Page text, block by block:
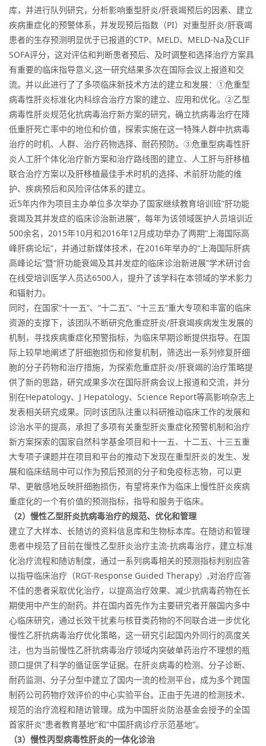
库，并进行队列研究，分析影响重型肝炎/肝衰竭预后的因素、建立
疾病重症化的预警体系，并发现预后指数（PI）对重型肝炎/肝衰竭
患者的生存预测明显优于已报道的CTP、MELD、MELD-Na及CLIF
SOFA评分，这对评估和判断患者预后、及时调整和选择治疗方案具
有重要的临床指导意义,这一研究结果多次在国际会议上报道和交
流。并以此进行了了多项临床新技术方法的建立和发展：①危重型
病毒性肝炎标准化内科综合治疗方案的建立、应用和优化。②乙型
病毒性肝炎规范化抗病毒治疗新方案的研究，确立抗病毒治疗在降
低重肝死亡率中的地位和价值，探索实施在这一特殊人群中抗病毒
治疗的时机、人群、治疗药物选择、耐药预防。③危重型病毒性肝
炎人工肝个体化治疗新方案和治疗路线图的建立、人工肝与肝移植
联合治疗方案以及肝移植最佳手术时机的选择、术前肝功能的维
护、疾病预后和风险评估体系的建立。
近5年内作为项目主办单位多次举办了国家继续教育培训班“肝功能
衰竭及其并发症的临床诊治新进展”，每年为该领域医护人员培训近
500余名，2015年10月和2016年12月成功举办了两期“上海国际高
峰肝病论坛”，并通过新媒体技术，在2016年举办的“上海国际肝病
高峰论坛”暨“肝功能衰竭及其并发症的临床诊治新进展”学术研讨会
在线受培训医学人员达6500人，提升了该学科在本领域的学术影力
和辐射力。
同时，在国家“十一五”、“十二五”、“十三五”重大专项和丰富的临床
资源的支撑下，该团队不断研究危重症肝炎/肝衰竭疾病发生发展的
机制，寻找疾病重症化预警指标，为临床早期诊断提供指导。在国
际上较早地阐述了肝细胞损伤和修复机制，筛选出一系列修复肝细
胞的分子药物和治疗措施，为探索危重症肝炎/肝衰竭的治疗策略提
供了新的思路，研究成果多次在国际肝病会议上报道和交流，并分
别在Hepatology、J Hepatology、Science Report等高影响杂志上
发表相关研究成果。同时该团队注重以科研推动临床工作的发展和
诊治水平的提高，承担了多项有关重型肝炎重症化预警机制和治疗
新方案探索的国家自然科学基金项目和十一五、十二五、十三五重
大专项子课题并在项目和平台的推动下发现在重型肝炎的发生、发
展和临床结局中可以作为预后预测的分子和免疫标志物，可以更
早、更敏感地反映肝细胞损伤，有望将来作为临床上慢性肝炎疾病
重症化的一个有价值的预测指标，指导和服务于临床。
（2）慢性乙型肝炎抗病毒治疗的规范、优化和管理
建立了大样本、长随访的资料信息库和生物标本库。在随访和管理
患者中规范了目前在慢性乙型肝炎治疗主流-抗病毒治疗，建立标准
化治疗流程和随访制度，通过一系列病毒相关的预测指标判别应答
以指导临床治疗（RGT-Response Guided Therapy）,对治疗应答
不佳的患者采取优化治疗，以提高治疗效果、减少抗病毒药物在长
期使用中产生的耐药。并在国内首先作为主要研究者开展国内多中
心临床研究，通过长效干扰素与核苷类药物的不同联合进一步优化
慢性乙肝抗病毒治疗优化策略，这一研究引起国内外同行的高度关
注，也为当前慢性乙肝抗病毒治疗领域内突破单药治疗不理想的瓶
颈口提供了科学的循证医学证据。在肝炎病毒的检测、分子诊断、
耐药监测、分子分型中建立了国内一流的检测平台，成为多个跨国
制药公司药物疗效评价的中心实验平台。正由于先进的检测技术、
规范的治疗流程和随访管理。成为中国肝炎防治基金会授予的全国
首家肝炎“患者教育基地”和“中国肝病诊疗示范基地”。
（3）慢性丙型病毒性肝炎的一体化诊治